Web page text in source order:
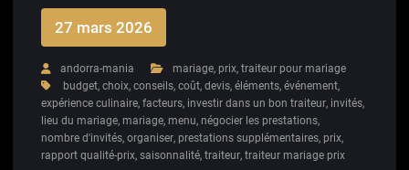
27 mars 2026
andorra-mania mariage, prix, traiteur pour mariage
budget, choix, conseils, coût, devis, éléments, événement,
expérience culinaire, facteurs, investir dans un bon traiteur, invités,
lieu du mariage, mariage, menu, négocier les prestations,
nombre d'invités, organiser, prestations supplémentaires, prix,
rapport qualité-prix, saisonnalité, traiteur, traiteur mariage prix